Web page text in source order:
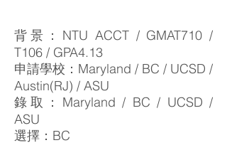
背景：NTU ACCT / GMAT710 /
T106 / GPA4.13
申請學校：Maryland / BC / UCSD /
Austin(RJ) / ASU
錄取：Maryland / BC / UCSD /
ASU
選擇：BC